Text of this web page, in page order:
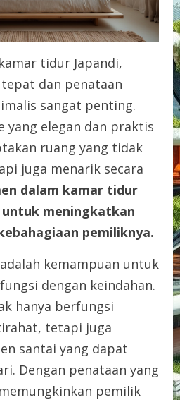
tidur Japandi,
dan penataan
sangat penting.
yang elegan dan praktis
ruang yang tidak
juga menarik secara
dalam kamar tidur
untuk meningkatkan
pemiliknya.
kemampuan untuk
dengan keindahan.
hanya berfungsi
tetapi juga
santai yang dapat
Dengan penataan yang
pemilik